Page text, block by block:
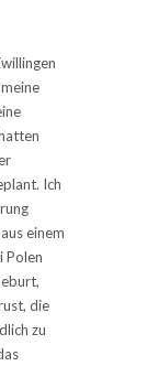
Ich
einem
Polen
die
zu